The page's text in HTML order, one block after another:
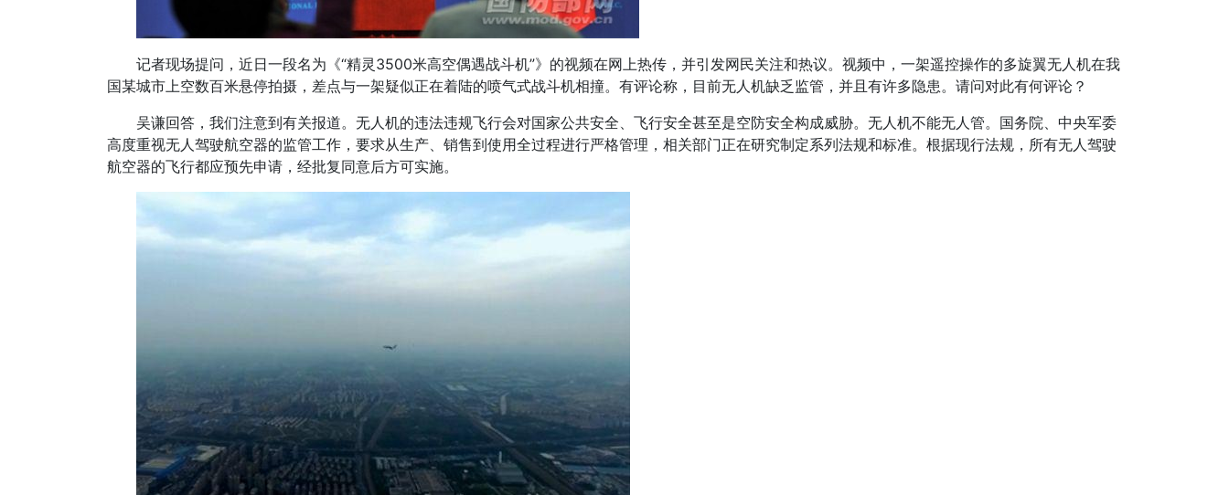
记者现场提问，近日一段名为《“精灵3500米高空偶遇战斗机”》的视频在网上热传，并引发网民关注和热议。视频中，一架遥控操作的多旋翼无人机在我
国某城市上空数百米悬停拍摄，差点与一架疑似正在着陆的喷气式战斗机相撞。有评论称，目前无人机缺乏监管，并且有许多隐患。请问对此有何评论？
吴谦回答，我们注意到有关报道。无人机的违法违规飞行会对国家公共安全、飞行安全甚至是空防安全构成威胁。无人机不能无人管。国务院、中央军委
高度重视无人驾驶航空器的监管工作，要求从生产、销售到使用全过程进行严格管理，相关部门正在研究制定系列法规和标准。根据现行法规，所有无人驾驶
航空器的飞行都应预先申请，经批复同意后方可实施。